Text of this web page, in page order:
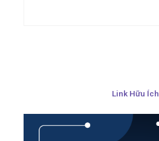
Link Hữu Ích